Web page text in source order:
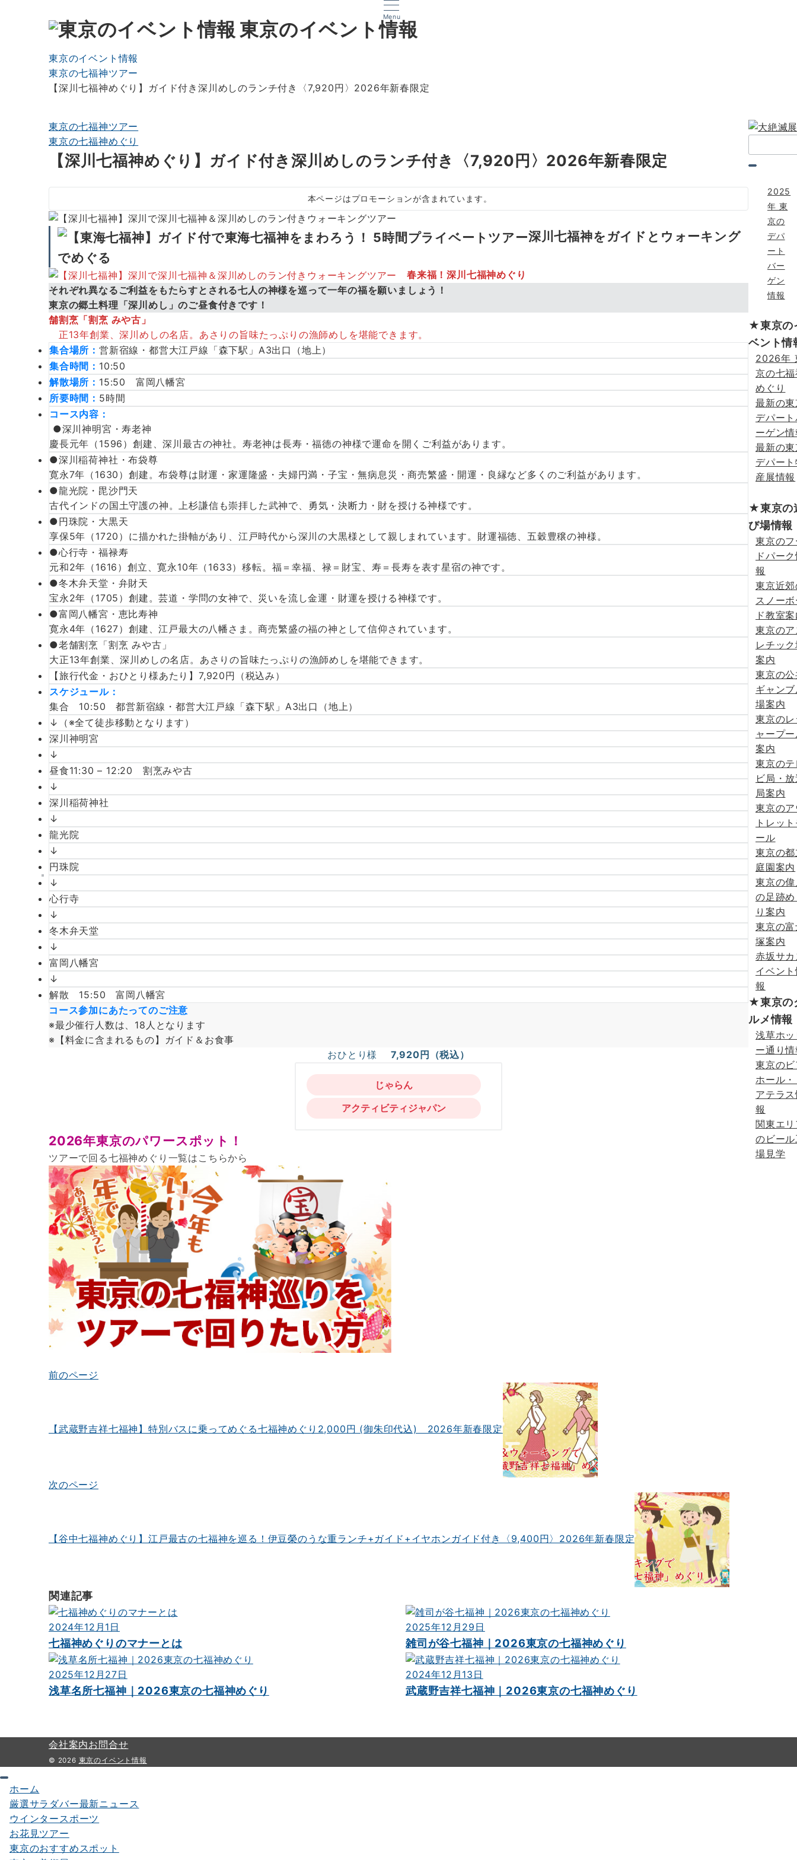
Menu
東京のイベント情報
東京のイベント情報
東京の七福神ツアー
【深川七福神めぐり】ガイド付き深川めしのランチ付き〈7,920円〉2026年新春限定
東京の七福神ツアー
東京の七福神めぐり
【深川七福神めぐり】ガイド付き深川めしのランチ付き〈7,920円〉2026年新春限定
本ページはプロモーションが含まれています。
深川七福神をガイドとウォーキング
でめぐる
春来福！深川七福神めぐり
それぞれ異なるご利益をもたらすとされる七人の神様を巡って一年の福を願いましょう！
東京の郷土料理「深川めし」のご昼食付きです！
舗割烹「割烹 みや古」
正13年創業、深川めしの名店。あさりの旨味たっぷりの漁師めしを堪能できます。
集合場所： 営新宿線・都営大江戸線「森下駅」A3出口（地上）
集合時間： 10:50
解散場所： 15:50 富岡八幡宮
所要時間： 5時間
コース内容：
●深川神明宮・寿老神
慶長元年（1596）創建、深川最古の神社。寿老神は長寿・福徳の神様で運命を開くご利益があります。
●深川稲荷神社・布袋尊
寛永7年（1630）創建。布袋尊は財運・家運隆盛・夫婦円満・子宝・無病息災・商売繁盛・開運・良縁など多くのご利益があります。
●龍光院・毘沙門天
古代インドの国土守護の神。上杉謙信も崇拝した武神で、勇気・決断力・財を授ける神様です。
●円珠院・大黒天
享保5年（1720）に描かれた掛軸があり、江戸時代から深川の大黒様として親しまれています。財運福徳、五穀豊穣の神様。
●心行寺・福禄寿
元和2年（1616）創立、寛永10年（1633）移転。福＝幸福、禄＝財宝、寿＝長寿を表す星宿の神です。
●冬木弁天堂・弁財天
宝永2年（1705）創建。芸道・学問の女神で、災いを流し金運・財運を授ける神様です。
●富岡八幡宮・恵比寿神
寛永4年（1627）創建、江戸最大の八幡さま。商売繁盛の福の神として信仰されています。
●老舗割烹「割烹 みや古」
大正13年創業、深川めしの名店。あさりの旨味たっぷりの漁師めしを堪能できます。
【旅行代金・おひとり様あたり】7,920円（税込み）
スケジュール：
集合 10:50 都営新宿線・都営大江戸線「森下駅」A3出口（地上）
↓（※全て徒歩移動となります）
深川神明宮
↓
昼食11:30 – 12:20 割烹みや古
↓
深川稲荷神社
↓
龍光院
↓
円珠院
↓
心行寺
↓
冬木弁天堂
↓
富岡八幡宮
↓
解散 15:50 富岡八幡宮
コース参加にあたってのご注意
※最少催行人数は、18人となります
※【料金に含まれるもの】ガイド＆お食事
おひとり様 7,920円（税込）
じゃらん
アクティビティジャパン
2026年東京のパワースポット！
ツアーで回る七福神めぐり一覧はこちらから
投
ビ
ー
ン
前のページ
【武蔵野吉祥七福神】特別バスに乗ってめぐる七福神めぐり2,000円 (御朱印代込) 2026年新春限定
次のページ
【谷中七福神めぐり】江戸最古の七福神を巡る！伊豆榮のうな重ランチ+ガイド+イヤホンガイド付き〈9,400円〉2026年新春限定
関連記事
2024年12月1日
七福神めぐりのマナーとは
2025年12月29日
雑司が谷七福神｜2026東京の七福神めぐり
2025年12月27日
浅草名所七福神｜2026東京の七福神めぐり
2024年12月13日
武蔵野吉祥七福神｜2026東京の七福神めぐり
索：
2025
年 東
京の
デパ
ート
バー
ゲン
情報
★東京の
ベント情
2026年
京の七
めぐり
最新の
デパー
ーゲン
最新の
デパー
産展情報
★東京の
び場情報
東京の
ドパー
報
東京近
スノー
ド教室
東京の
レチッ
案内
東京の
ギャン
場案内
東京の
ャープ
案内
東京の
ビ局・
局案内
東京の
トレッ
ール
東京の
庭園案内
東京の
の足跡
り案内
東京の
塚案内
赤坂サ
イベン
報
★東京の
ルメ情報
浅草ホ
ー通り
東京の
ホール
アテラ
報
関東エ
のビー
場見学
会社案内お問合せ
© 2026 東京のイベント情報
ホーム
厳選サラダバー最新ニュース
ウインタースポーツ
お花見ツアー
東京のおすすめスポット